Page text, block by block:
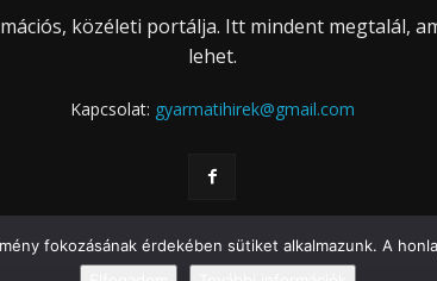
közéleti portálja. Itt mindent megtalál,
lehet.
Kapcsolat: gyarmatihirek@gmail.com
fokozásának érdekében sütiket alkalmazunk. A